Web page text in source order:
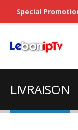
LIVRAISON
Special